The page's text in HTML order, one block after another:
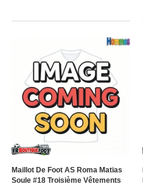
Maillot De Foot AS Roma Matias
Soule #18 Troisième Vêtements